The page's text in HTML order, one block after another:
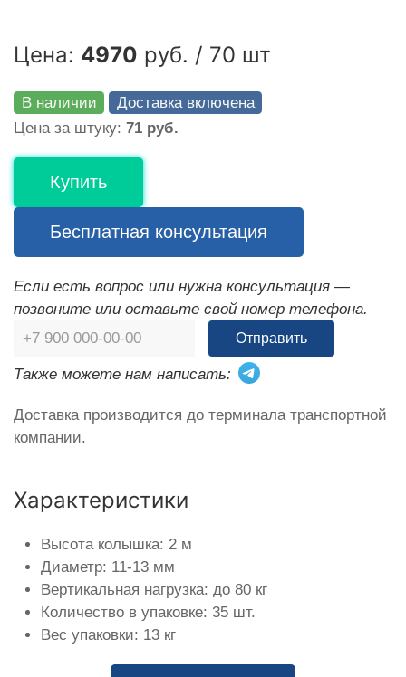
Цена: 4970 руб. / 70 шт
В наличии
Доставка включена
Цена за штуку: 71 руб.
Купить
Бесплатная консультация
Если есть вопрос или нужна консультация —
позвоните или оставьте свой номер телефона.
Отправить
Также можете нам написать:
Доставка производится до терминала транспортной
компании.
Характеристики
Высота колышка: 2 м
Диаметр: 11-13 мм
Вертикальная нагрузка: до 80 кг
Количество в упаковке: 35 шт.
Вес упаковки: 13 кг